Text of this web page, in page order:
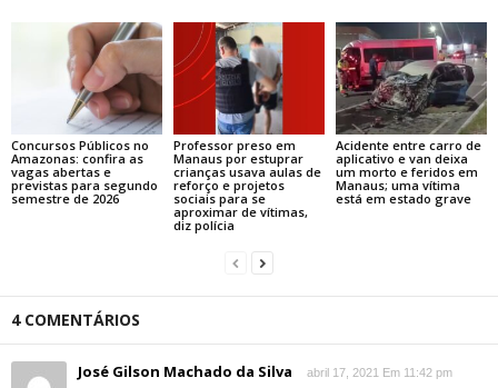
Concursos Públicos no
Amazonas: confira as
vagas abertas e
previstas para segundo
semestre de 2026
Professor preso em
Manaus por estuprar
crianças usava aulas de
reforço e projetos
sociais para se
aproximar de vítimas,
diz polícia
Acidente entre carro de
aplicativo e van deixa
um morto e feridos em
Manaus; uma vítima
está em estado grave
4 COMENTÁRIOS
José Gilson Machado da Silva abril 17, 2021 Em 11:42 pm